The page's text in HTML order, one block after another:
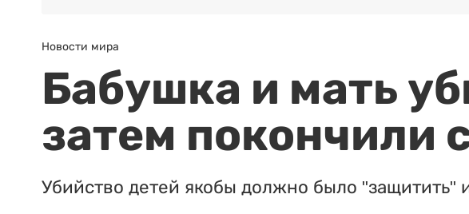
Новости мира
Бабушка и мать
затем покончили
Убийство детей якобы должно было "защитить"